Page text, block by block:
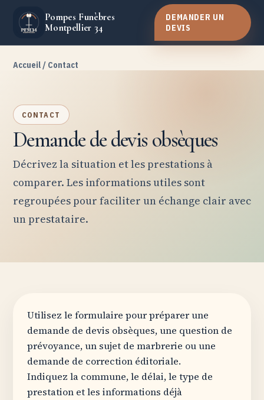
Pompes Funèbres
Montpellier 34
DEMANDER UN
DEVIS
Accueil / Contact
CONTACT
Demande de devis obsèques
Décrivez la situation et les prestations à
comparer. Les informations utiles sont
regroupées pour faciliter un échange clair avec
un prestataire.
Utilisez le formulaire pour préparer une
demande de devis obsèques, une question de
prévoyance, un sujet de marbrerie ou une
demande de correction éditoriale.
Indiquez la commune, le délai, le type de
prestation et les informations déjà